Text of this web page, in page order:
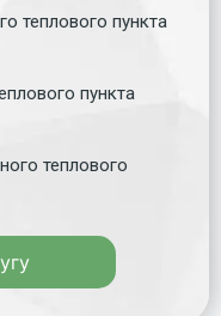
теплового пункта
пункта
теплового